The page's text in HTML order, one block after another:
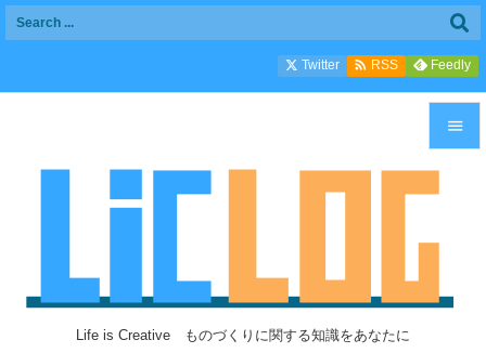
Life is Creative ものづくりに関する知識をあなたに

前へ
Twitter  RSS Feedly